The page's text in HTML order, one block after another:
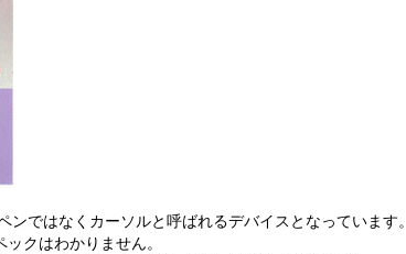
ではなくカーソルと呼ばれるデバイスとなっています。
クはわかりません。